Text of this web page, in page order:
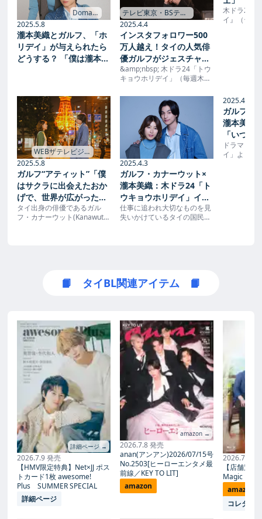
Domani
→
2025.5.8
瀧本美織とガルフ、「ホ
リデイ」が与えられたら
どうする？ 「僕は瀧本さ
WEBザテレビジョ
ン →
2025.5.8
ガルフ“アティット”「僕
はサクラに出会えたおか
げで、世界が広がった」
瀧本美織“桜子”と東京観
光を満喫する＜トウキョ
タイ出身の俳優であるガル
フ・カナーウット(Kanawut
テレビ東京・BSテレ
東の読んで見て感じ
るメディア テレ東プ
ラス →
2025.4.4
インスタフォロワー500
万人越え！タイの人気俳
優ガルフがジェスチャー
ゲームに挑戦：トウキョ
ウホリデイ | テレ東・Ｂ
じるメディア テレ東プラ
&amp;nbsp; 木ドラ24「トウ
キョウホリデイ」（毎週木曜
俳優ガルフ・カナーウット＆
瀧本美織のW主演で贈る
&amp;ldquo;ローマの休日
&amp;rdquo;現代版！ 仕事に
追われ大切なものを見失いか
けているタ…
2025.4.3
ガルフ・カナーウット×
瀧本美織：木ドラ24「ト
ウキョウホリデイ」イン
タビュー - SCREEN
ONLINE（スクリーンオ
仕事に追われ大切なものを見
失いかけているタイの国民的
は、不朽の名作『ローマの休
日』の現代版とも言える、胸
のは、インスタフォロワーが
500万人を超えるタイの人気
俳優・ガルフ・カナーウット
と、長年第一線で活躍を続け
る実力派俳優・瀧本美織。ガ
ルフは日本ドラマ初出演にし
て初主演となる。
デイ』の
Real
木ドラ24『
イ』（テレ
かけている
が、…
2025.4.4
ガルフ・
瀧本美織
「いつも
よう」 -
ドラマ「ト
イ」より、
📙 タイBL関連アイテム 📙
詳細ページ →
2026.7.9 発売
【HMV限定特典】Net×JJ ポス
トカード1枚 awesome!
Plus SUMMER SPECIAL
詳細ページ
amazon →
2026.7.8 発売
anan(アンアン)2026/07/15号
No.2503[ヒーローエンタメ最
前線／KEY TO LIT]
amazon
2026.7.27
【店舗別
Magic
amazon
コレタメ